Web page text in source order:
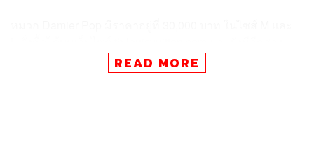
เฉดสีให้เลือก ทั้งสีแดงและสีเหลือง โดยก่อนหน้านี้ก็เคยมี
แฟนคลับของ Lisa เจอเธอใส่หมวกใบนี้ที่สนามบิน Changi
READ MORE